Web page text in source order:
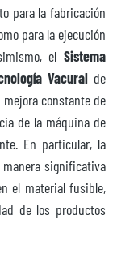
para la fabricación
para la ejecución
el Sistema
Vacuralde
constante de
de la máquina de
En particular, la
significativa
el material fusible,
de los productos